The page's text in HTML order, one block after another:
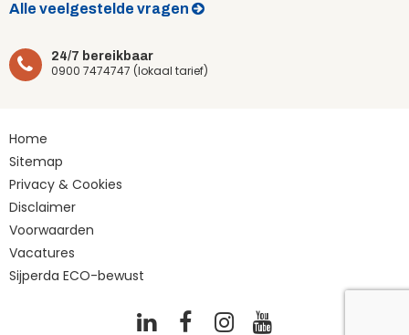
Alle veelgestelde vragen
24/7 bereikbaar
0900 7474747 (lokaal tarief)
Home
Sitemap
Privacy & Cookies
Disclaimer
Voorwaarden
Vacatures
Sijperda ECO-bewust